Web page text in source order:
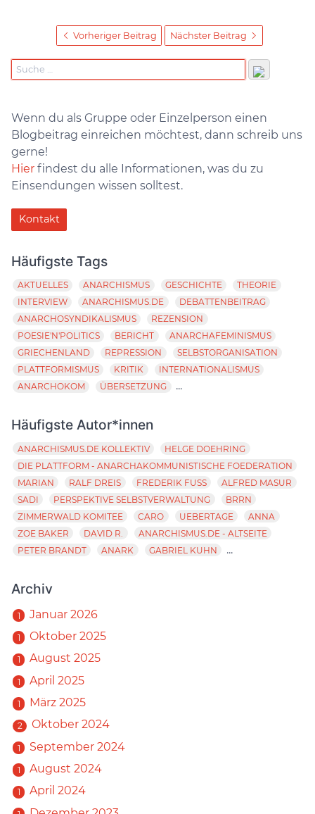
Vorheriger Beitrag Nächster Beitrag
Wenn du als Gruppe oder Einzelperson einen
Blogbeitrag einreichen möchtest, dann schreib uns
gerne!
Hier findest du alle Informationen, was du zu
Einsendungen wissen solltest.
Kontakt
Häufigste Tags
AKTUELLES ANARCHISMUS GESCHICHTE
THEORIE
INTERVIEW
ANARCHISMUS.DE
DEBATTENBEITRAG
ANARCHOSYNDIKALISMUS
REZENSION
POESIE'N'POLITICS
BERICHT
ANARCHAFEMINISMUS
GRIECHENLAND
REPRESSION
SELBSTORGANISATION
PLATTFORMISMUS
KRITIK
INTERNATIONALISMUS
ANARCHOKOM
ÜBERSETZUNG ...
Häufigste Autor*innen
ANARCHISMUS.DE KOLLEKTIV
HELGE DOEHRING
DIE PLATTFORM - ANARCHAKOMMUNISTISCHE FOEDERATION
MARIAN
RALF DREIS FREDERIK FUSS
ALFRED MASUR
SADI
PERSPEKTIVE SELBSTVERWALTUNG
BRRN
ZIMMERWALD KOMITEE
CARO UEBERTAGE
ANNA
ZOE BAKER
DAVID R.
ANARCHISMUS.DE - ALTSEITE
PETER BRANDT
ANARK GABRIEL KUHN ...
Archiv
1 Januar 2026
1 Oktober 2025
1 August 2025
1 April 2025
1 März 2025
2 Oktober 2024
1 September 2024
1 August 2024
1 April 2024